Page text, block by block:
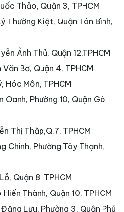
Thảo, Quận 3, TPHCM
Thường Kiệt, Quận Tân Bình,
Ảnh Thủ, Quận 12,TPHCM
Bơ, Quận 4, TPHCM
Hóc Môn, TPHCM
Oanh, Phường 10, Quận Gò
Thị Thập,Q.7, TPHCM
Chinh, Phường Tây Thạnh,
Quận 8, TPHCM
Thành, Quận 10, TPHCM
Lưu, Phường 3, Quận Phú